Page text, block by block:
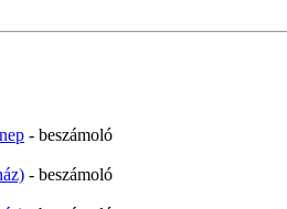
- beszámoló
- beszámoló